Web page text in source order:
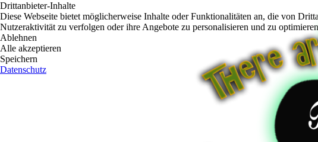
Drittanbieter-Inhalte
Diese Webseite bietet möglicherweise Inhalte oder Funktionalitäten an, die von
Nutzeraktivität zu verfolgen oder ihre Angebote zu personalisieren und zu
Ablehnen
Alle akzeptieren
Speichern
Datenschutz